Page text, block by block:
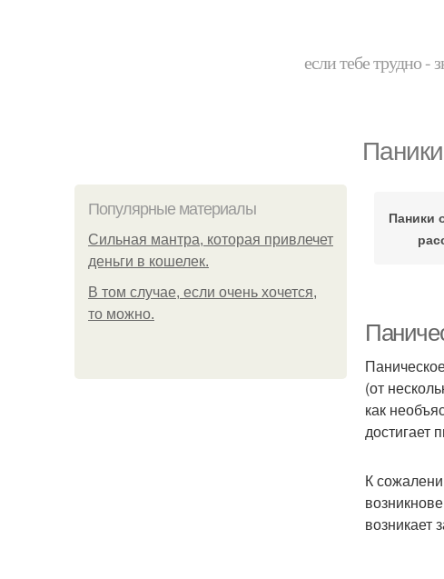
если тебе трудно -
Популярные материалы
Сильная мантра, которая привлечет
деньги в кошелек.
В том случае, если очень хочется,
то можно.
Паники
(от
как
достигает
К
возникает